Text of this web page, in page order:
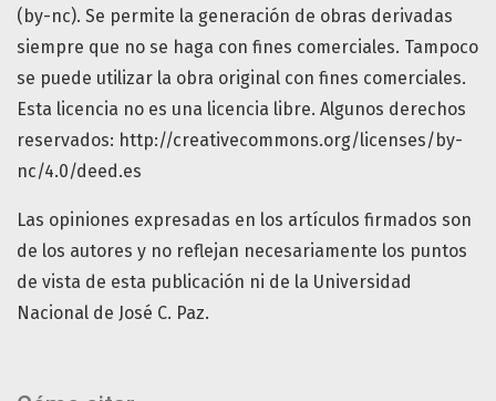
(by-nc). Se permite la generación de obras derivadas
siempre que no se haga con fines comerciales. Tampoco
se puede utilizar la obra original con fines comerciales.
Esta licencia no es una licencia libre. Algunos derechos
reservados: http://creativecommons.org/licenses/by-
nc/4.0/deed.es
Las opiniones expresadas en los artículos firmados son
de los autores y no reflejan necesariamente los puntos
de vista de esta publicación ni de la Universidad
Nacional de José C. Paz.